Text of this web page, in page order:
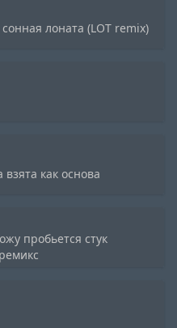
лоната (LOT remix)
как основа
пробьется стук